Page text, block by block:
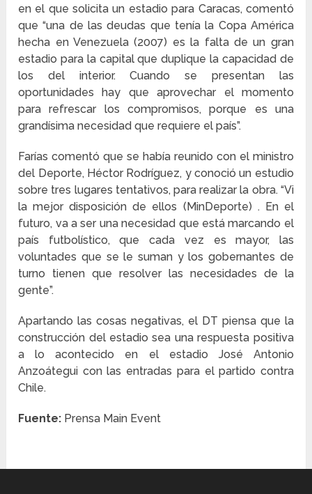
en el que solicita un estadio para Caracas, comentó
que “una de las deudas que tenía la Copa América
hecha en Venezuela (2007) es la falta de un gran
estadio para la capital que duplique la capacidad de
los del interior. Cuando se presentan las
oportunidades hay que aprovechar el momento
para refrescar los compromisos, porque es una
grandísima necesidad que requiere el país”.
Farías comentó que se había reunido con el ministro
del Deporte, Héctor Rodríguez, y conoció un estudio
sobre tres lugares tentativos, para realizar la obra. “Vi
la mejor disposición de ellos (MinDeporte) . En el
futuro, va a ser una necesidad que está marcando el
país futbolístico, que cada vez es mayor, las
voluntades que se le suman y los gobernantes de
turno tienen que resolver las necesidades de la
gente”.
Apartando las cosas negativas, el DT piensa que la
construcción del estadio sea una respuesta positiva
a lo acontecido en el estadio José Antonio
Anzoátegui con las entradas para el partido contra
Chile.
Fuente: Prensa Main Event